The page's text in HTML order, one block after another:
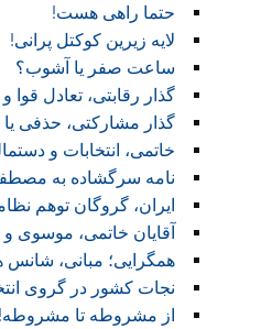
حتما راهی هست!
لایه زیرین کوکتل پرانی!
ساعت صفر یا آشوب؟
گذار رقابتی، تعادل قوا
گذار مشارکتی، حذفی یا
خاتمی، انتخابات و
نامه سرگشاده به
ایران، گروگان توهم
آقایان خاتمی، موسوی و
همگرایی؛ مبانی، شانس
نجات کشور در گروی
از مشروطه تا مشروطه!